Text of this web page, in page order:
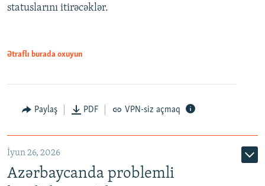
Auto 240p 360p 480p
720p 1080p
statuslarını itirəcəklər.
Ətraflı burada oxuyun
Paylaş PDF VPN-siz açmaq
İyun 26, 2026
Azərbaycanda problemli